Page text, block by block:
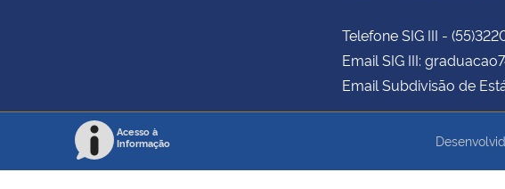
Telefone SIG III -
Email SIG III:
Email Subdivisão de
Acesso à
Informação